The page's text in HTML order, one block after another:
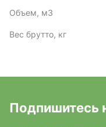
Объем, м3
Вес брутто, кг
Подпишитесь